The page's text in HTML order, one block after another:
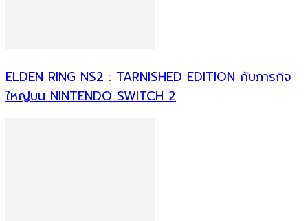
ELDEN RING NS2 : TARNISHED EDITION กับภารกิจ
ใหญ่บน NINTENDO SWITCH 2